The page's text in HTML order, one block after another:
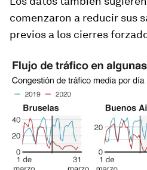
comenzaron a reducir sus
previos a los cierres